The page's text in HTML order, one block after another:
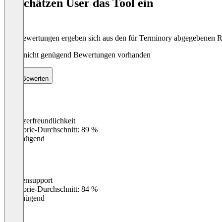
So schätzen User das Tool ein
Die Bewertungen ergeben sich aus den für Terminory abgegebenen
Noch nicht genügend Bewertungen vorhanden
Bewerten
Benutzerfreundlichkeit
Kategorie-Durchschnitt: 89 %
Ungenügend
Kundensupport
Kategorie-Durchschnitt: 84 %
Ungenügend